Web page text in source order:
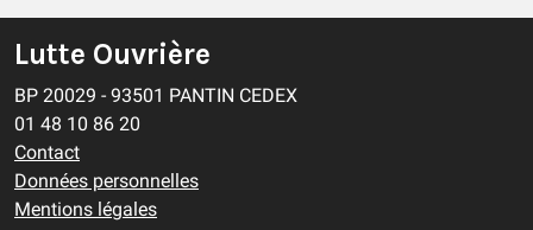
Lutte Ouvrière
BP 20029 - 93501 PANTIN CEDEX
01 48 10 86 20
Contact
Données personnelles
Mentions légales